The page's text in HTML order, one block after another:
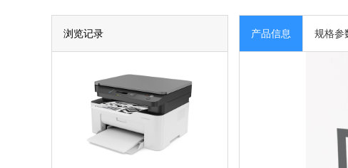
浏览记录 产品信息 规格参